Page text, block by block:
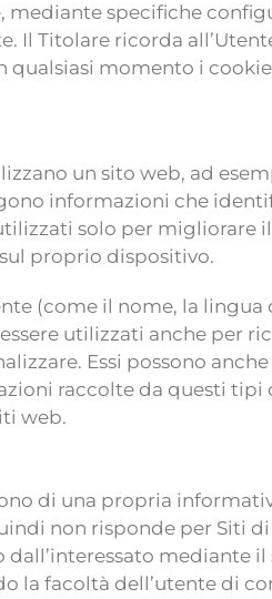
mediante specifiche
Il Titolare ricorda
momento i
un sito web, ad
informazioni che
solo per migliorare
proprio dispositivo.
(come il nome, la
utilizzati anche per
Essi possono
raccolte da questi tipi
web.
di una propria
non risponde per Siti
dall’interessato
la facoltà dell’utente di